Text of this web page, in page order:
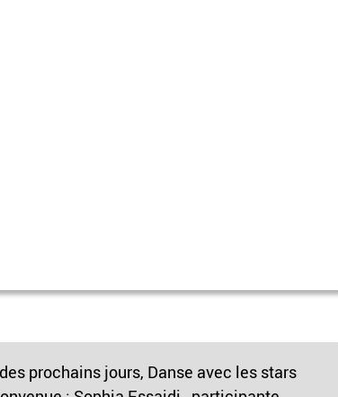
prochains jours, Danse avec les stars